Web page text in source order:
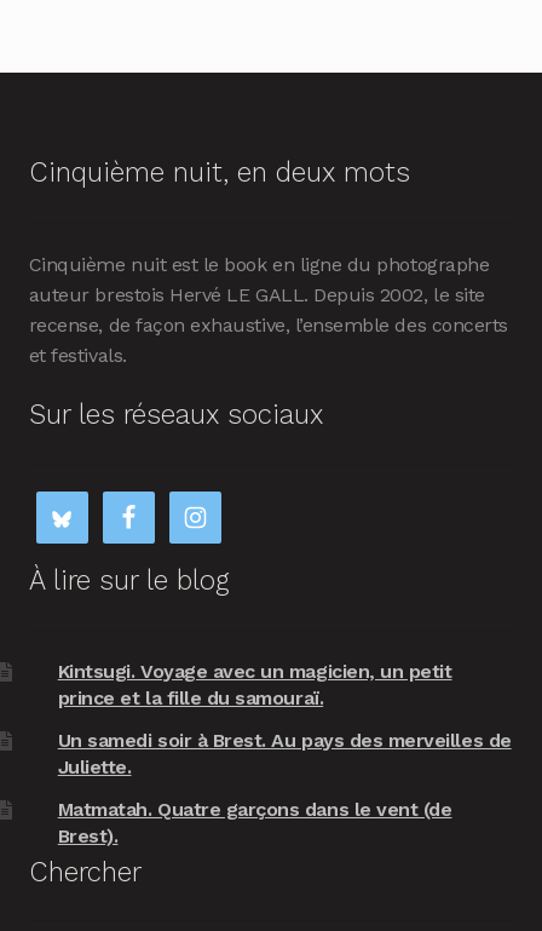
Cinquième nuit, en deux mots
Cinquième nuit est le book en ligne du photographe
auteur brestois Hervé LE GALL. Depuis 2002, le site
recense, de façon exhaustive, l’ensemble des concerts
et festivals.
Sur les réseaux sociaux
À lire sur le blog
Kintsugi. Voyage avec un magicien, un petit
prince et la fille du samouraï.
Un samedi soir à Brest. Au pays des merveilles de
Juliette.
Matmatah. Quatre garçons dans le vent (de
Brest).
Chercher